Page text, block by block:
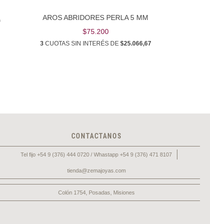
AROS ABRIDORES PERLA 5 MM
$75.200
3CUOTAS SIN INTERÉS DE $25.066,67
CONTACTANOS
Tel fijo +54 9 (376) 444 0720 / Whastapp +54 9 (376) 471 8107
tienda@zemajoyas.com
Colón 1754, Posadas, Misiones